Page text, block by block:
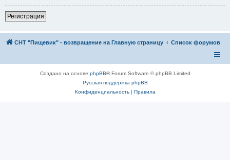
Регистрация
СНТ "Пищевик" - возвращение на Главную страницу Список форумов
Создано на основе phpBB® Forum Software © phpBB Limited
Русская поддержка phpBB
Конфиденциальность| Правила